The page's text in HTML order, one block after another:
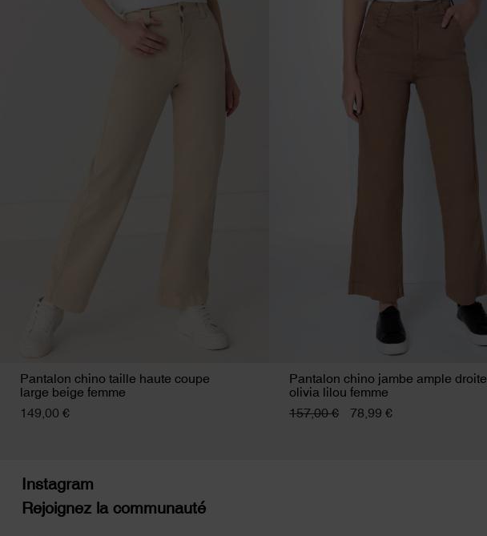
Pantalon chino taille haute coupe
large beige femme
149,00 €
Pantalon chino jambe ample droite
olivia lilou femme
157,00 €
78,99 €
Instagram
Rejoignez la communauté